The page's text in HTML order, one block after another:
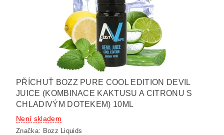
PŘÍCHUŤ BOZZ PURE COOL EDITION DEVIL
JUICE (KOMBINACE KAKTUSU A CITRONU S
CHLADIVÝM DOTEKEM) 10ML
Není skladem
Značka: Bozz Liquids